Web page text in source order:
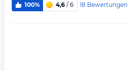
100% 4,6 / 6 18 Bewertungen